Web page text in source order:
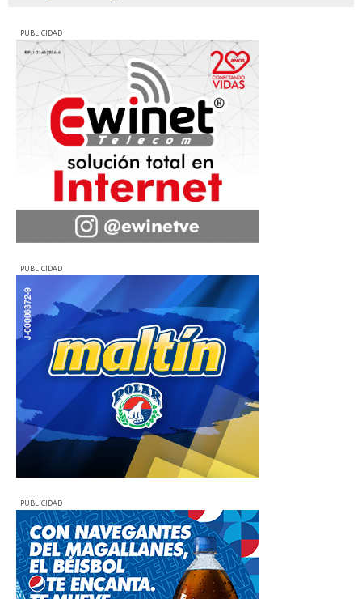
PUBLICIDAD
PUBLICIDAD
PUBLICIDAD